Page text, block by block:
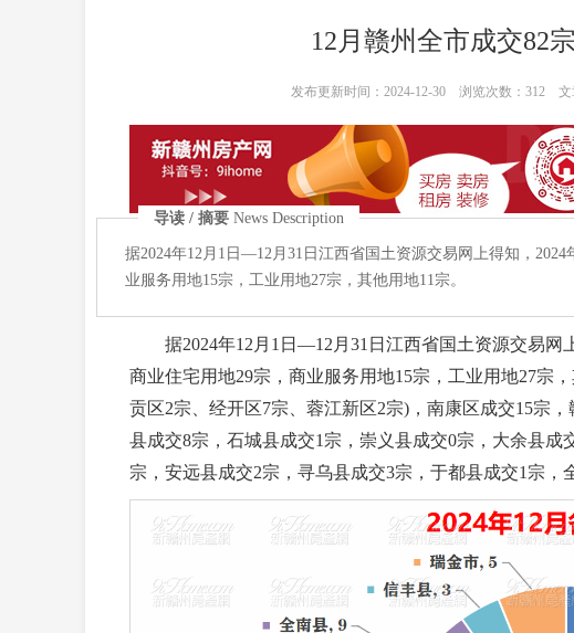
12月赣州全市成交82
发布更新时间：2024-12-30 浏览次数： 312文
导读 / 摘要 News Description
据2024年12月1日—12月31日江西省国土资源交易网上得知，
业服务用地15宗，工业用地27宗，其他用地11宗。
据2024年12月1日—12月31日江西省国土资源交易网
商业住宅用地29宗，商业服务用地15宗，工业用地27宗
贡区2宗、经开区7宗、蓉江新区2宗)，南康区成交15宗
县成交8宗，石城县成交1宗，崇义县成交0宗，大余县
宗，安远县成交2宗，寻乌县成交3宗，于都县成交1宗，